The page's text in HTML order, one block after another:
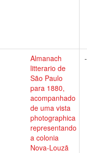
Almanach
litterario de
São Paulo
para 1880,
acompanhado
de uma vista
photographica
representando
a colonia
Nova-Louzã
-